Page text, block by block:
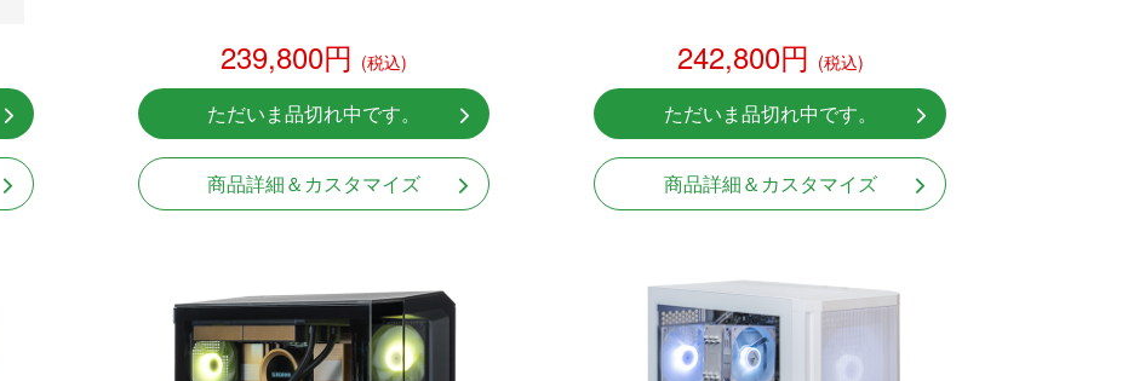
239,800円 (税込)
ただいま品切れ中です。
商品詳細＆カスタマイズ
242,800円 (税込)
ただいま品切れ中です。
商品詳細＆カスタマイズ